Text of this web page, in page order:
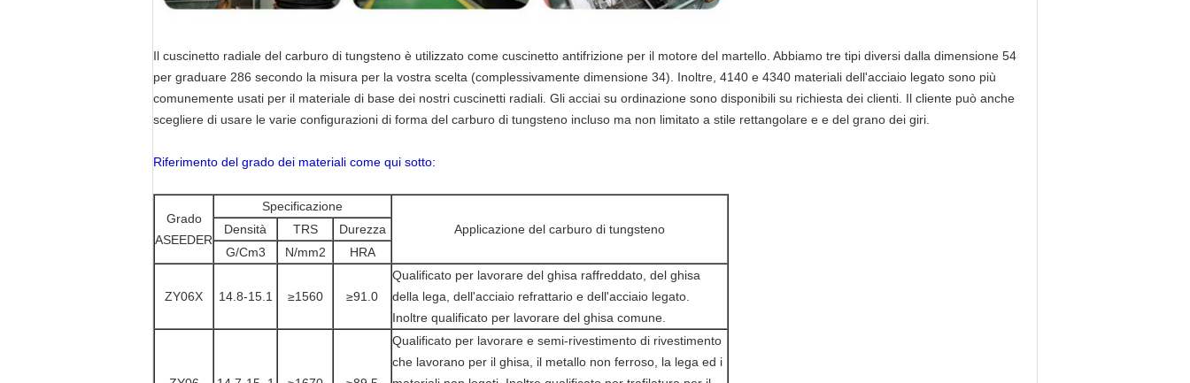
Il cuscinetto radiale del carburo di tungsteno è utilizzato come cuscinetto antifrizione per il motore del martello. Abbiamo tre tipi diversi dalla dimensione 54
per graduare 286 secondo la misura per la vostra scelta (complessivamente dimensione 34). Inoltre, 4140 e 4340 materiali dell'acciaio legato sono più
comunemente usati per il materiale di base dei nostri cuscinetti radiali. Gli acciai su ordinazione sono disponibili su richiesta dei clienti. Il cliente può anche
scegliere di usare le varie configurazioni di forma del carburo di tungsteno incluso ma non limitato a stile rettangolare e e del grano dei giri.
Riferimento del grado dei materiali come qui sotto:
Grado
ASEEDER
Specificazione
Applicazione del carburo di tungsteno
Densità TRS
Durezza
G/Cm3
N/mm2 HRA
ZY06X 14.8-15.1 ≥1560 ≥91.0
Qualificato per lavorare del ghisa raffreddato, del ghisa
della lega, dell'acciaio refrattario e dell'acciaio legato.
Inoltre qualificato per lavorare del ghisa comune.
Qualificato per lavorare e semi-rivestimento di rivestimento
che lavorano per il ghisa, il metallo non ferroso, la lega ed i